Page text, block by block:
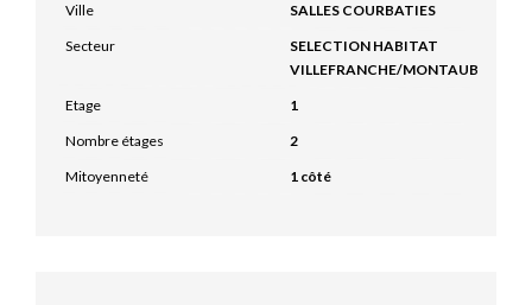
Ville
SALLES COURBATIES
Secteur
SELECTION HABITAT
VILLEFRANCHE/MONTAUBAN
Etage
1
Nombre étages
2
Mitoyenneté
1 côté